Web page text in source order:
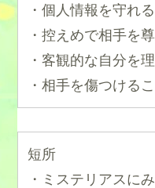
・個人情報を守れる
・控えめで相手を
・客観的な自分を
・相手を傷つける
短所
・ミステリアスに